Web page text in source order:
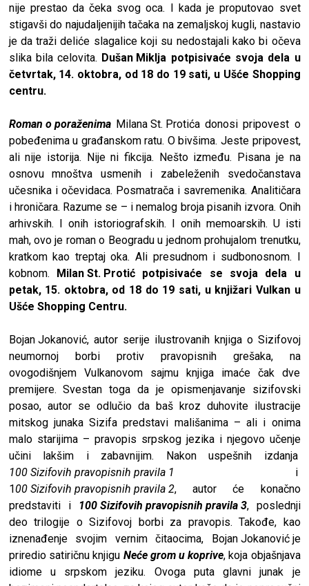
nije prestao da čeka svog oca. I kada je proputovao svet
stigavši do najudaljenijih tačaka na zemaljskoj kugli, nastavio
je da traži deliće slagalice koji su nedostajali kako bi očeva
slika bila celovita. Dušan Miklja potpisivaće svoja dela u
četvrtak, 14. oktobra, od 18 do 19 sati, u Ušće Shopping
centru.
Roman o poraženima Milana St. Protićadonosi pripovest o
pobeđenima u građanskom ratu. O bivšima. Jeste pripovest,
ali nije istorija. Nije ni fikcija. Nešto između. Pisana je na
osnovu mnoštva usmenih i zabeleženih svedočanstava
učesnika i očevidaca. Posmatrača i savremenika. Analitičara
i hroničara. Razume se – i nemalog broja pisanih izvora. Onih
arhivskih. I onih istoriografskih. I onih memoarskih. U isti
mah, ovo je roman o Beogradu u jednom prohujalom trenutku,
kratkom kao treptaj oka. Ali presudnom i sudbonosnom. I
kobnom.
Milan St. Protićpotpisivaće se svoja dela u
petak, 15. oktobra, od 18 do 19 sati, u knjižari Vulkan u
Ušće Shopping Centru.
Bojan Jokanović, autor serije ilustrovanih knjiga o Sizifovoj
neumornoj borbi protiv pravopisnih grešaka, na
ovogodišnjem Vulkanovom sajmu knjiga imaće čak dve
premijere. Svestan toga da je opismenjavanje sizifovski
posao, autor se odlučio da baš kroz duhovite ilustracije
mitskog junaka Sizifa predstavi mališanima – ali i onima
malo starijima – pravopis srpskog jezika i njegovo učenje
učini lakšim i zabavnijim. Nakon uspešnih izdanja
100 Sizifovih pravopisnih pravila 1
i
100 Sizifovih pravopisnih pravila 2, autor će konačno
predstaviti i
100 Sizifovih pravopisnih pravila 3, poslednji
deo trilogije o Sizifovoj borbi za pravopis. Takođe, kao
iznenađenje svojim vernim čitaocima,
Bojan Jokanović je
priredio satiričnu knjigu Neće grom u koprive, koja objašnjava
idiome u srpskom jeziku. Ovoga puta glavni junak je